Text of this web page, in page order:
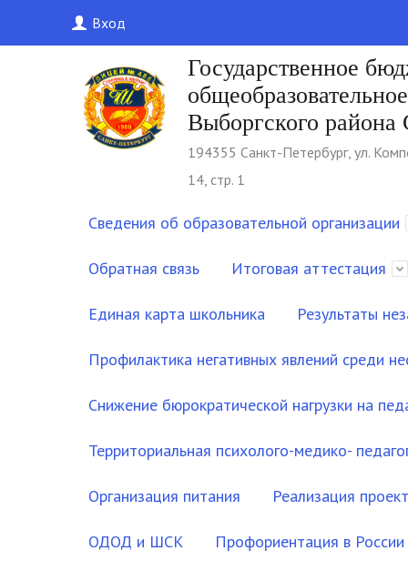
Вход
Государственное
Выборгского района
194355 Cанкт-Петербург, ул.
14, стр. 1
Сведения об образовательной организации
Обратная связь Итоговая аттестация
Единая карта школьника Результаты
Профилактика негативных явлений среди
Снижение бюрократической нагрузки на
Территориальная психолого-медико-
Организация питания Реализация
ОДОД и ШСК Профориентация в России